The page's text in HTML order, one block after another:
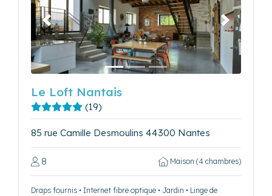
Précédent Suivant
Le Loft Nantais
(19)
85 rue Camille Desmoulins 44300 Nantes
8 Maison (4 chambres)
Draps fournis • Internet fibre optique • Jardin • Linge de